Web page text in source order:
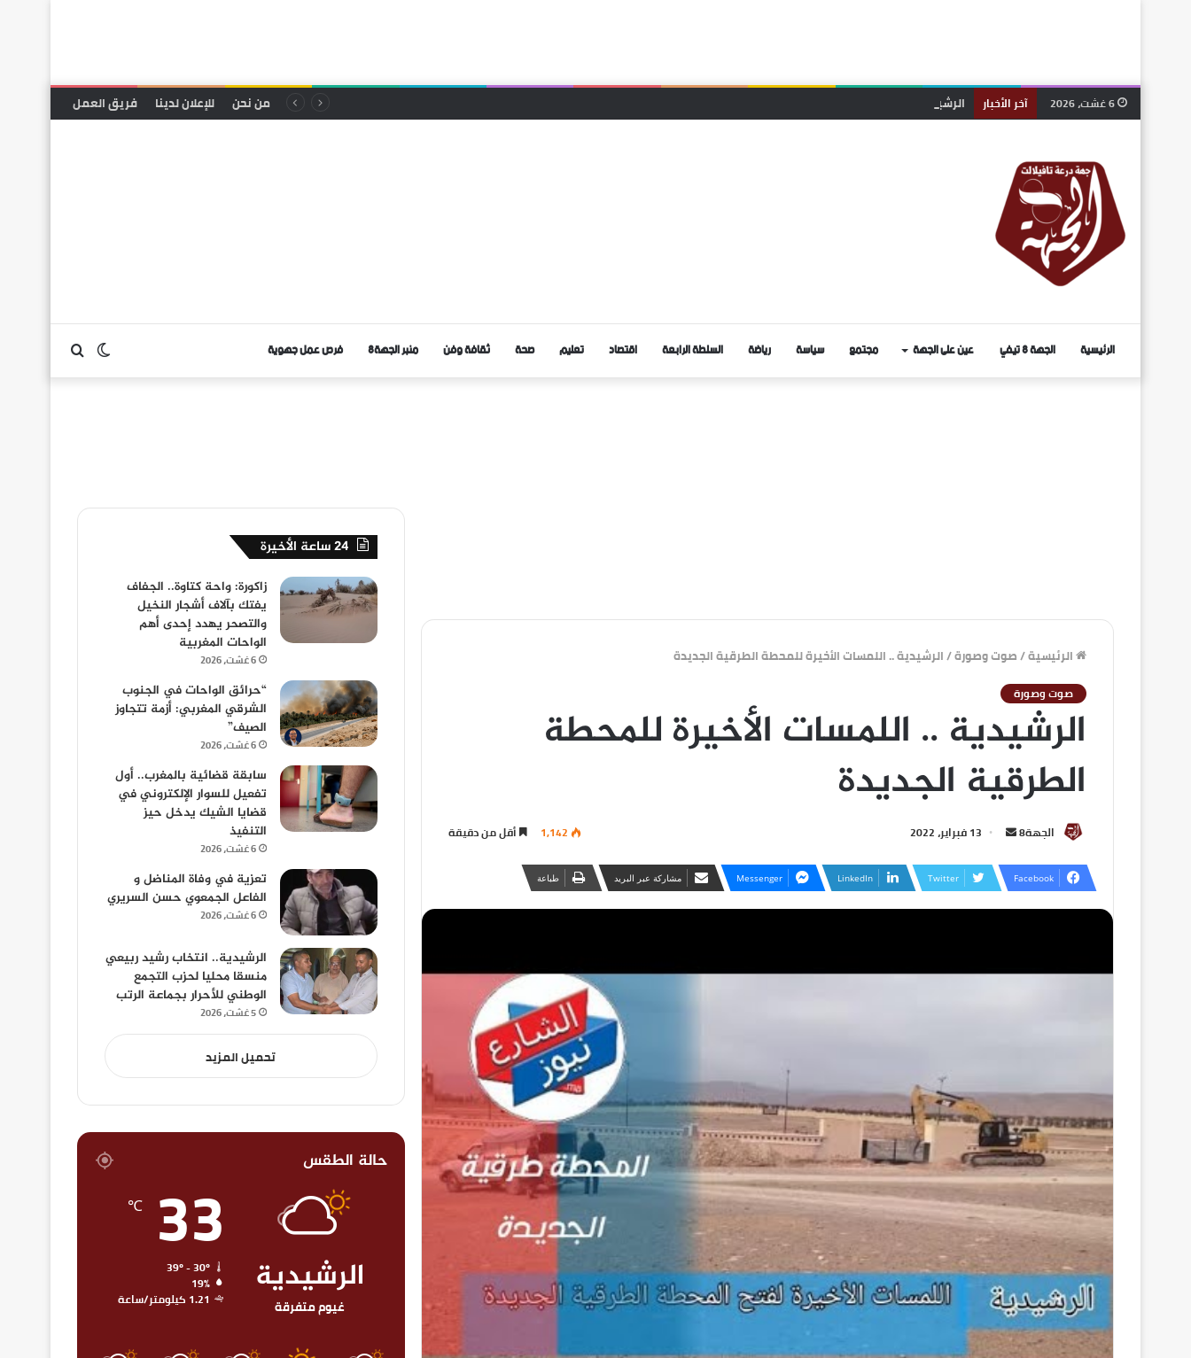
آخر الأخبار الرشيدية.. انتخاب رشيد ربيعي منسقا محليا لحزب التجمع الوطني للأحرار بجماعة الرتب من نحن للإعلان لدينا فريق العمل
الرئيسية الجهة 8 تيفي عين على الجهة مجتمع سياسة رياضة السلطة الرابعة اقتصاد تعليم صحة ثقافة وفن منبر الجهة8 فرص عمل جهوية
الرئيسية/صوت وصورة/الرشيدية .. اللمسات الأخيرة للمحطة الطرقية الجديدة
صوت وصورة
الرشيدية .. اللمسات الأخيرة للمحطة
الطرقية الجديدة
الجهة8 13 فبراير، 2022 1,142 أقل من دقيقة
Facebook
Twitter
LinkedIn
Messenger مشاركة عبر البريد طباعة
24 ساعة الأخيرة
زاكورة: واحة كتاوة.. الجفاف
يفتك بآلاف أشجار النخيل
والتصحر يهدد إحدى أهم
الواحات المغربية
6 غشت، 2026
“حرائق الواحات في الجنوب
الشرقي المغربي: أزمة تتجاوز
الصيف”
6 غشت، 2026
سابقة قضائية بالمغرب.. أول
تفعيل للسوار الإلكتروني في
قضايا الشيك يدخل حيز
التنفيذ
6 غشت، 2026
تعزية في وفاة المناضل و
الفاعل الجمعوي حسن السريري
6 غشت، 2026
الرشيدية.. انتخاب رشيد ربيعي
منسقا محليا لحزب التجمع
الوطني للأحرار بجماعة الرتب
5 غشت، 2026
تحميل المزيد
حالة الطقس
الرشيدية
غيوم متفرقة
33
℃
39º - 30º
19%
1.21 كيلومتر/ساعة